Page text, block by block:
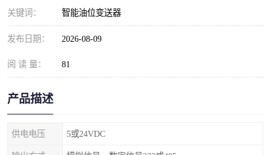
关键词： 智能油位变送器
发布日期： 2026-08-09
阅 读 量： 81
产品描述
供电电压 5或24VDC